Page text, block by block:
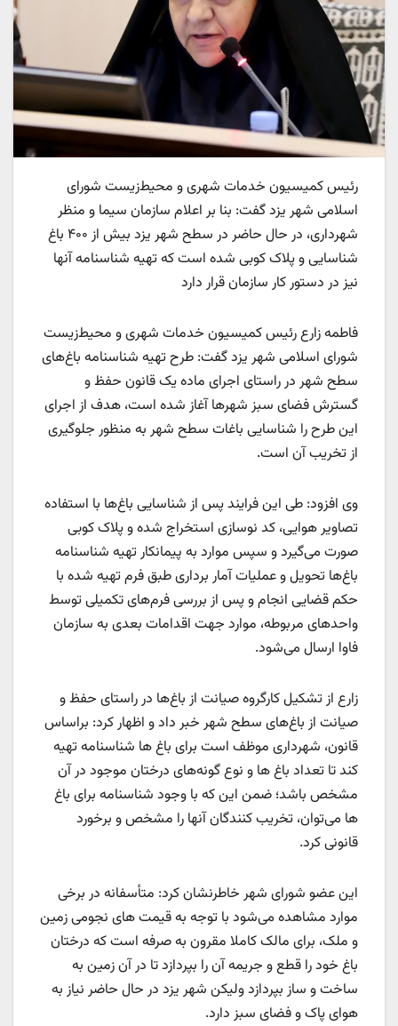
رئیس کمیسیون خدمات شهری و محیط‌زیست شورای
اسلامی شهر یزد گفت: بنا بر اعلام سازمان سیما و منظر
شهرداری، در حال حاضر در سطح شهر یزد بیش از ۴۰۰ باغ
شناسایی و پلاک کوبی شده است که تهیه شناسنامه آنها
نیز در دستور کار سازمان قرار دارد
فاطمه زارع رئیس کمیسیون خدمات شهری و محیط‌زیست
شورای اسلامی شهر یزد گفت: طرح تهیه شناسنامه باغ‌های
سطح شهر در راستای اجرای ماده یک قانون حفظ و
گسترش فضای سبز شهرها آغاز شده است، هدف از اجرای
این طرح را شناسایی باغات سطح شهر به منظور جلوگیری
از تخریب آن است.
وی افزود: طی این فرایند پس از شناسایی باغ‌ها با استفاده
تصاویر هوایی، کد نوسازی استخراج شده و پلاک کوبی
صورت می‌گیرد و سپس موارد به پیمانکار تهیه شناسنامه
باغ‌ها تحویل و عملیات آمار برداری طبق فرم تهیه شده با
حکم قضایی انجام و پس از بررسی فرم‌های تکمیلی توسط
واحدهای مربوطه، موارد جهت اقدامات بعدی به سازمان
فاوا ارسال می‌شود.
زارع از تشکیل کارگروه صیانت از باغ‌ها در راستای حفظ و
صیانت از باغ‌های سطح شهر خبر داد و اظهار کرد: براساس
قانون، شهرداری موظف است برای باغ ها شناسنامه تهیه
کند تا تعداد باغ ها و نوع گونه‌های درختان موجود در آن
مشخص باشد؛ ضمن این که با وجود شناسنامه برای باغ
ها می‌توان، تخریب کنندگان آنها را مشخص و برخورد
قانونی کرد.
این عضو شورای شهر خاطرنشان کرد: متأسفانه در برخی
موارد مشاهده می‌شود با توجه به قیمت های نجومی زمین
و ملک، برای مالک کاملا مقرون به صرفه است که درختان
باغ خود را قطع و جریمه آن را بپردازد تا در آن زمین به
ساخت و ساز بپردازد ولیکن شهر یزد در حال حاضر نیاز به
هوای پاک و فضای سبز دارد.